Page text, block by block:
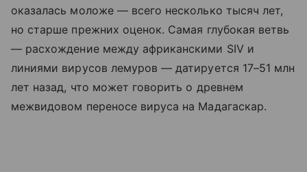
оказалась моложе — всего несколько тысяч лет,
но старше прежних оценок. Самая глубокая ветвь
— расхождение между африканскими SIV и
линиями вирусов лемуров — датируется 17–51 млн
лет назад, что может говорить о древнем
межвидовом переносе вируса на Мадагаскар.